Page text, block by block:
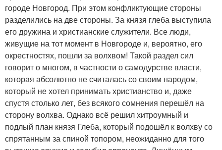
городе Новгород. При этом конфликтующие стороны
разделились на две стороны. За князя глеба выступила
его дружина и христианские служители. Все люди,
живущие на тот момент в Новгороде и, вероятно, его
окрестностях, пошли за волхвом! Такой раздел сил
говорит о многом, в частности о самодурстве власти,
которая абсолютно не считалась со своим народом,
который не хотел принимать христианство и, даже
спустя столько лет, без всякого сомнения перешёл на
сторону волхва. Однако всё решил хитроумный и
подлый план князя Глеба, который подошёл к волхву со
спрятанным за спиной топором, неожиданно для того